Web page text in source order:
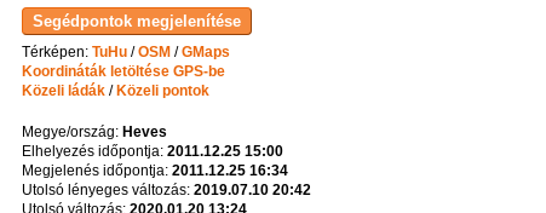
Térképen: TuHu/OSM/GMaps
Koordináták letöltése GPS-be
Közeli ládák/Közeli pontok
Megye/ország: Heves
Elhelyezés időpontja: 2011.12.25 15:00
Megjelenés időpontja: 2011.12.25 16:34
Utolsó lényeges változás: 2019.07.10 20:42
Utolsó változás: 2020.01.20 13:24